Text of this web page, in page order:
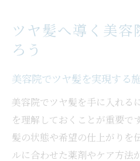
ツヤ髪へ導く美容
ろう
美容院でツヤ髪を実現する
美容院でツヤ髪を手に入れる
を理解しておくことが重要で
髪の状態や希望の仕上がりを
ルに合わせた薬剤やケア方法